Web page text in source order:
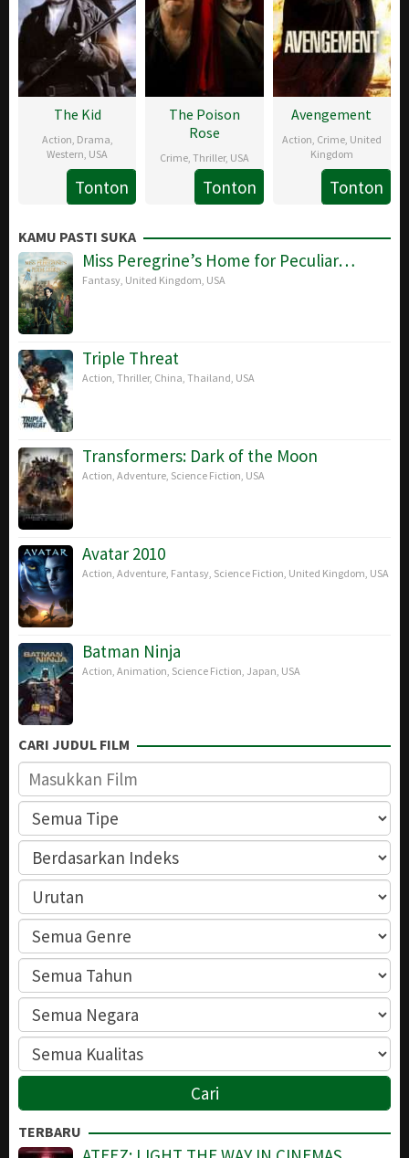
The Kid
Action Drama
Western USA
8
Mar
2019
James
Currier
Tonton
The Poison
Rose
Crime, Thriller, USA
23
2019
Witt
Tonton
Avengement
Action Crime, United
Kingdom
24
May
2019
Jesse
V.
Johnson
Tonton
KAMU PASTI SUKA
Miss Peregrine’s Home for Peculiar…
Fantasy United Kingdom USA
Triple Threat
Action Thriller, China Thailand USA
Transformers: Dark of the Moon
Action Adventure Science Fiction USA
Avatar 2010
Action Adventure Fantasy Science Fiction United Kingdom USA
Batman Ninja
Action Animation Science Fiction Japan USA
CARI JUDUL FILM
TERBARU